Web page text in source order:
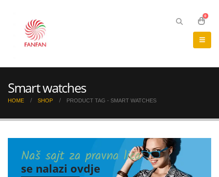
0
Smart watches
HOME SHOP PRODUCT TAG - SMART WATCHES
Naš sajt za pravna lica
se nalazi ovdje